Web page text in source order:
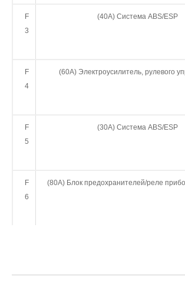
F
3
(40А) Система ABS/ESP
F
4
(60А) Электроусилитель, рулевого
F
5
(30А) Система ABS/ESP
F
6
(80А) Блок предохранителей/реле